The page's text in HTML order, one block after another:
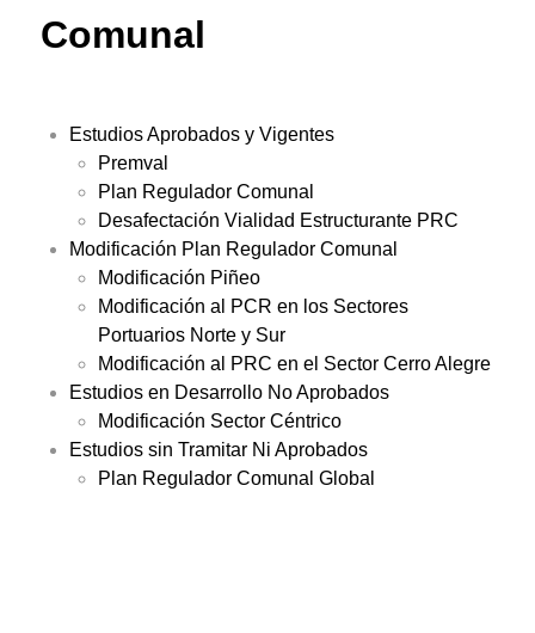
Comunal
Estudios Aprobados y Vigentes
Premval
Plan Regulador Comunal
Desafectación Vialidad Estructurante PRC
Modificación Plan Regulador Comunal
Modificación Piñeo
Modificación al PCR en los Sectores
Portuarios Norte y Sur
Modificación al PRC en el Sector Cerro Alegre
Estudios en Desarrollo No Aprobados
Modificación Sector Céntrico
Estudios sin Tramitar Ni Aprobados
Plan Regulador Comunal Global